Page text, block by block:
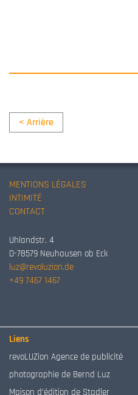
< Arrière
MENTIONS LÉGALES
INTIMITÉ
CONTACT
Uhlandstr. 4
D-78579 Neuhausen ob Eck
luz@revoluzion.de
+49 7467 1467
Liens
revoLUZion Agence de publicité
photographie de Bernd Luz
Maison d’édition de Stadler